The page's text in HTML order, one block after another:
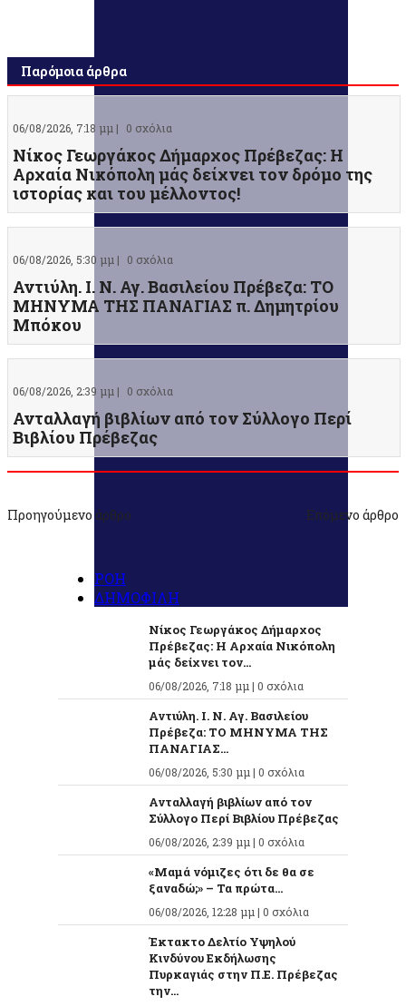
Παρόμοια άρθρα
06/08/2026, 7:18 μμ | 0 σχόλια
Νίκος Γεωργάκος Δήμαρχος Πρέβεζας: Η
Αρχαία Νικόπολη μάς δείχνει τον δρόμο της
ιστορίας και του μέλλοντος!
06/08/2026, 5:30 μμ | 0 σχόλια
Αντιύλη. Ι. Ν. Αγ. Βασιλείου Πρέβεζα: ΤΟ
ΜΗΝΥΜΑ ΤΗΣ ΠΑΝΑΓΙΑΣ π. Δημητρίου
Μπόκου
06/08/2026, 2:39 μμ | 0 σχόλια
Ανταλλαγή βιβλίων από τον Σύλλογο Περί
Βιβλίου Πρέβεζας
Προηγούμενο άρθρο Επόμενο άρθρο
ΡΟΗ
ΔΗΜΟΦΙΛΗ
Νίκος Γεωργάκος Δήμαρχος
Πρέβεζας: Η Αρχαία Νικόπολη
μάς δείχνει τον...
06/08/2026, 7:18 μμ | 0 σχόλια
Αντιύλη. Ι. Ν. Αγ. Βασιλείου
Πρέβεζα: ΤΟ ΜΗΝΥΜΑ ΤΗΣ
ΠΑΝΑΓΙΑΣ...
06/08/2026, 5:30 μμ | 0 σχόλια
Ανταλλαγή βιβλίων από τον
Σύλλογο Περί Βιβλίου Πρέβεζας
06/08/2026, 2:39 μμ | 0 σχόλια
«Μαμά νόμιζες ότι δε θα σε
ξαναδώ;» – Τα πρώτα...
06/08/2026, 12:28 μμ | 0 σχόλια
Έκτακτο Δελτίο Υψηλού
Κινδύνου Εκδήλωσης
Πυρκαγιάς στην Π.Ε. Πρέβεζας
την...